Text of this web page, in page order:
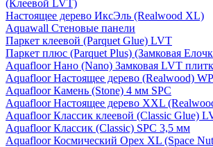
(Клеевой LVT)
Настоящее дерево ИксЭль (Realwood XL)
Aquawall Стеновые панели
Паркет клеевой (Parquet Glue) LVT
Паркет плюс (Parquet Plus) (Замковая
Aquafloor Нано (Nano) Замковая LVT
Aquafloor Настоящее дерево (Realwood)
Aquafloor Камень (Stone) 4 мм SPC
Aquafloor Настоящее дерево XXL
Aquafloor Классик клеевой (Classic Glue)
Aquafloor Классик (Classic) SPC 3,5 мм
Aquafloor Космический Орех XL (Space